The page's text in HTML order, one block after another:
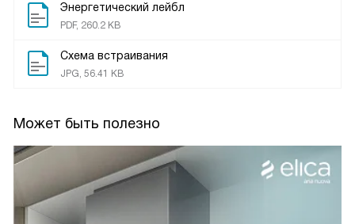
Энергетический лейбл
PDF, 260.2 KB
Схема встраивания
JPG, 56.41 KB
Может быть полезно